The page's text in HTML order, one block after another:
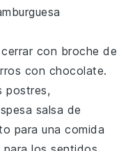
con broche de
con chocolate.
postres,
salsa de
para una comida